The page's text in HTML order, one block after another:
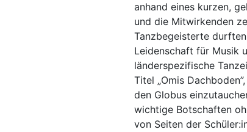
anhand eines kurzen,
und die Mitwirkenden
Tanzbegeisterte
Leidenschaft für Musik
länderspezifische
Titel „Omis
den Globus
wichtige Botschaften
von Seiten der